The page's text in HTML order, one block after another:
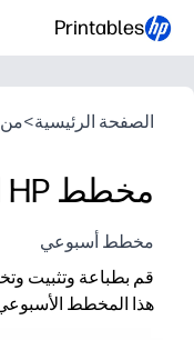
Printables
الصفحة الرئيسية>من HP
مخطط HP الأسبوعي 05
مخطط أسبوعي
قم بطباعة وتثبيت
هذا المخطط